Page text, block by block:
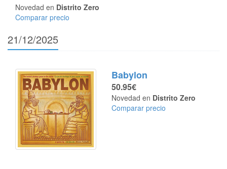
Novedad en Distrito Zero
Comparar precio
21/12/2025
Babylon
50.95€
Novedad en Distrito Zero
Comparar precio